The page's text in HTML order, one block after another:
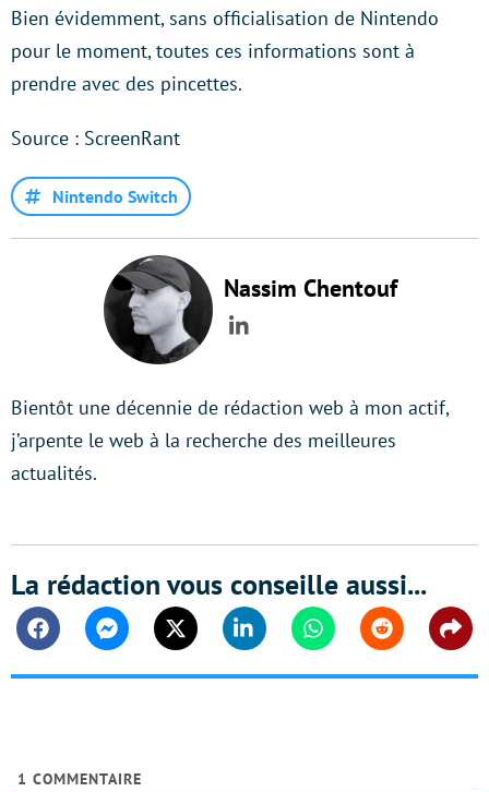
Bien évidemment, sans officialisation de Nintendo
pour le moment, toutes ces informations sont à
prendre avec des pincettes.
Source : ScreenRant
Nintendo Switch
Nassim Chentouf
LinkedIn
Bientôt une décennie de rédaction web à mon actif,
j’arpente le web à la recherche des meilleures
actualités.
La rédaction vous conseille aussi...
FacebookMessengerTwitter Linkedin WhatsappReddit
1 COMMENTAIRE